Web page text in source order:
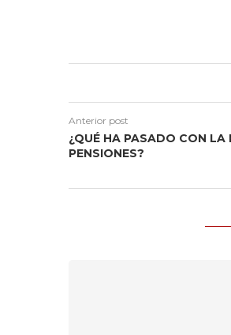
Anterior post
¿QUÉ HA PASADO CON LA
PENSIONES?